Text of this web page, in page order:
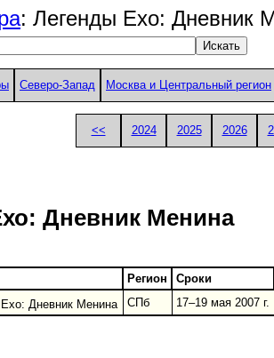
: Легенды Ехо: Дневник
Северо-Запад Москва и Центральный регион
<< 2024 2025 2026
Дневник Менина
Регион Сроки
Дневник Менина СПб 17–19 мая 2007 г.